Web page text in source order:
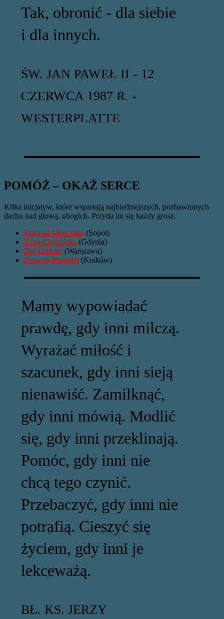
Tak, obronić - dla siebie
i dla innych.
ŚW. JAN PAWEŁ II - 12
CZERWCA 1987 R. -
WESTERPLATTE
POMÓŻ – OKAŻ SERCE
Kilka inicjatyw, które wspierają najbiedniejszych, pozbawionych
dachu nad głową, ubogich. Przyda im się każdy grosz.
Zupa na Monciaku (Sopot)
Zupa Chylońska (Gdynia)
Daj Herbatę (Warszawa)
Zupa na Plantach (Kraków)
Mamy wypowiadać
prawdę, gdy inni milczą.
Wyrażać miłość i
szacunek, gdy inni sieją
nienawiść. Zamilknąć,
gdy inni mówią. Modlić
się, gdy inni przeklinają.
Pomóc, gdy inni nie
chcą tego czynić.
Przebaczyć, gdy inni nie
potrafią. Cieszyć się
życiem, gdy inni je
lekceważą.
BŁ. KS. JERZY